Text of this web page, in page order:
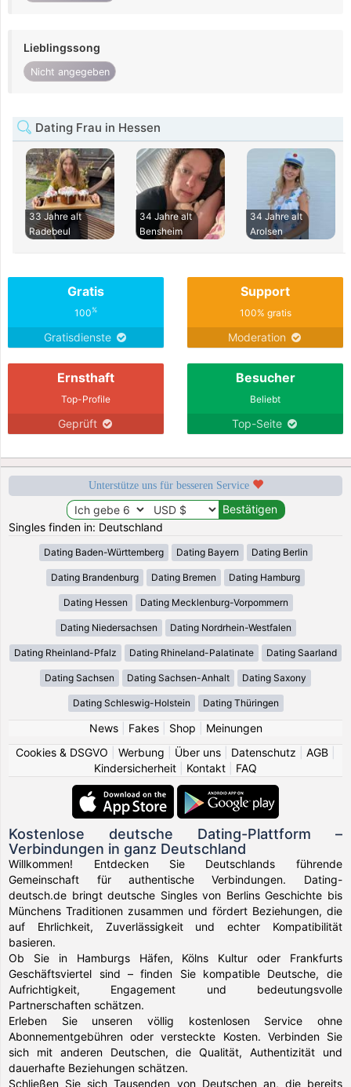
Lieblingssong
Nicht angegeben
Dating Frau in Hessen
33 Jahre alt
Radebeul
34 Jahre alt
Bensheim
34 Jahre alt
Arolsen
Gratis
100%
Gratisdienste
Support
100% gratis
Moderation
Ernsthaft
Top-Profile
Geprüft
Besucher
Beliebt
Top-Seite
Unterstütze uns für besseren Service
Singles finden in: Deutschland
Dating Baden-Württemberg Dating Bayern Dating Berlin
Dating Brandenburg Dating Bremen Dating Hamburg
Dating Hessen Dating Mecklenburg-Vorpommern
Dating Niedersachsen Dating Nordrhein-Westfalen
Dating Rheinland-Pfalz Dating Rhineland-Palatinate Dating Saarland
Dating Sachsen Dating Sachsen-Anhalt Dating Saxony
Dating Schleswig-Holstein Dating Thüringen
News| Fakes| Shop
Meinungen
Cookies & DSGVO
Werbung Über uns Datenschutz AGB
Kindersicherheit
Kontakt FAQ
Kostenlose deutsche Dating-Plattform –
Verbindungen in ganz Deutschland
Willkommen! Entdecken Sie Deutschlands führende
Gemeinschaft für authentische Verbindungen. Dating-
deutsch.de bringt deutsche Singles von Berlins Geschichte bis
Münchens Traditionen zusammen und fördert Beziehungen, die
auf Ehrlichkeit, Zuverlässigkeit und echter Kompatibilität
basieren.
Ob Sie in Hamburgs Häfen, Kölns Kultur oder Frankfurts
Geschäftsviertel sind – finden Sie kompatible Deutsche, die
Aufrichtigkeit, Engagement und bedeutungsvolle
Partnerschaften schätzen.
Erleben Sie unseren völlig kostenlosen Service ohne
Abonnementgebühren oder versteckte Kosten. Verbinden Sie
sich mit anderen Deutschen, die Qualität, Authentizität und
dauerhafte Beziehungen schätzen.
Schließen Sie sich Tausenden von Deutschen an, die bereits